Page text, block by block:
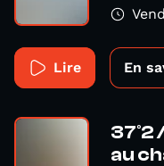
Lire En
37°2
au